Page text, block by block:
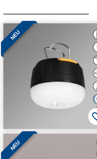
NEU
NEU